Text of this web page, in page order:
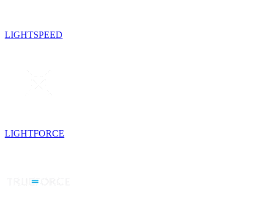
LIGHTSPEED
LIGHTFORCE